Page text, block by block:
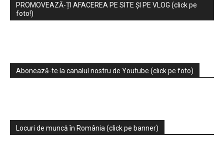
PROMOVEAZĂ-ȚI AFACEREA PE SITE ȘI PE VLOG (click pe
foto!)
Abonează-te la canalul nostru de Youtube (click pe foto)
Locuri de muncă în România (click pe banner)